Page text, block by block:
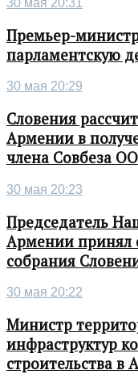
30 мая 20:31
Премьер-
парламентскую
30 мая 20:29
Словения
Армении в
члена Совбеза
30 мая 20:23
Председатель
Армении принял
собрания
30 мая 20:22
Министр
инфраструктур
строительства